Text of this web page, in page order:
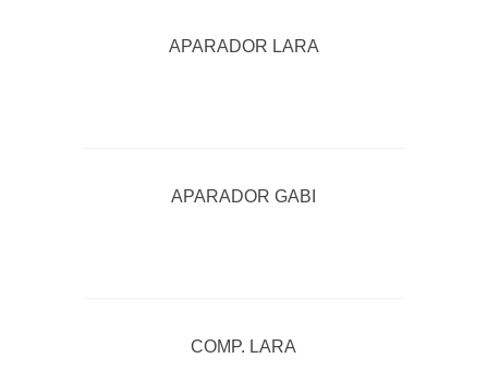
APARADOR LARA
APARADOR GABI
COMP. LARA